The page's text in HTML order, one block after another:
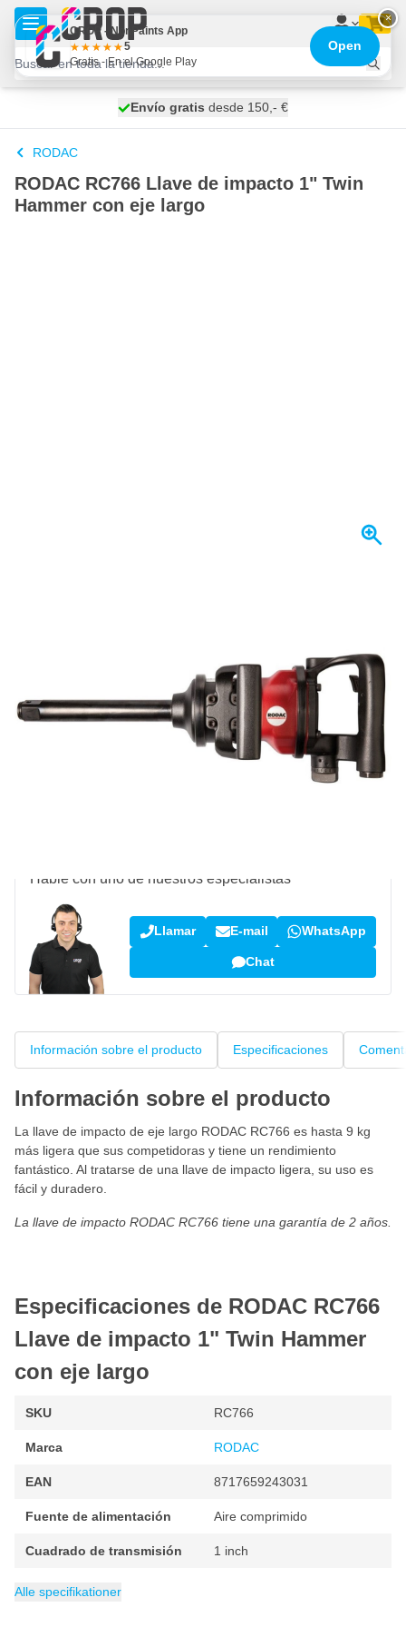
Ir al contenido
se envía hoy
Envío gratis desde 150,- €
100 días
RODAC
RODAC RC766 Llave de impacto 1" Twin
Hammer con eje largo
Añadir al carrito
Haz tu pedido antes de las 23:59, se envía hoy
Hable con uno de nuestros especialistas
Llamar E-mail WhatsApp
Chat
Información sobre el producto Especificaciones
Información sobre el producto
La llave de impacto de eje largo RODAC RC766 es hasta 9 kg
más ligera que sus competidoras y tiene un rendimiento
fantástico. Al tratarse de una llave de impacto ligera, su uso es
fácil y duradero.
La llave de impacto RODAC RC766 tiene una garantía de 2 años.
Especificaciones de RODAC RC766
Llave de impacto 1" Twin Hammer
con eje largo
SKU RC766
Marca RODAC
EAN 8717659243031
Fuente de alimentación Aire comprimido
Cuadrado de transmisión 1 inch
Embalaje
Peso 7.5 kg
Consumo de aire
Velocidad mínima de rotación
Velocidad máxima
Categoría
Alle specifikationer
×
CROP - NonPaints App
5
Gratis - En el Google Play
Open